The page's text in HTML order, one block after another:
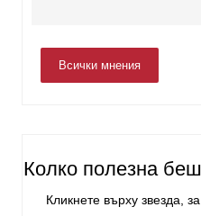
Всички мнения
Колко полезна
Кликнете върху звезда,